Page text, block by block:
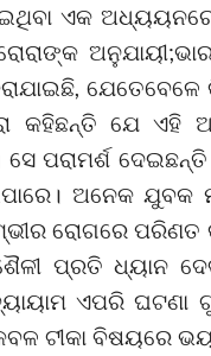
ଏକ ଅଧ୍ୟୟନରେ
କହିଛନ୍ତି ଯେ
ପରାମର୍ଶ ଦେଇଛନ୍ତି
ଅନେକ ଯୁବକ
ରୋଗରେ
ପ୍ରତି ଧ୍ୟାନ
ଏପରି ଘଟଣା
ଟୀକା ବିଷୟରେ